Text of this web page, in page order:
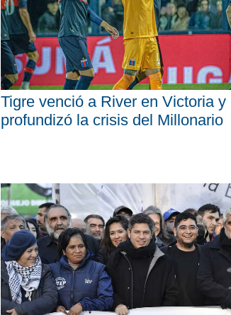
Tigre venció a River en Victoria y
profundizó la crisis del Millonario